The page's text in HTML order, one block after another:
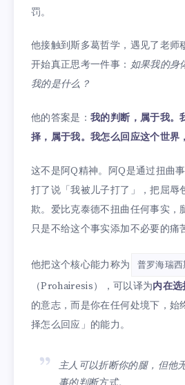
罚。
他接触到斯多葛哲学，遇见了老师
开始真正思考一件事： 如果我的身
我的是什么？
他的答案是：我的判断，属于我。
择，属于我。我怎么回应这个世界
这不是阿Q精神。阿Q是通过扭曲
打了说「我被儿子打了」，把屈辱
欺。爱比克泰德不扭曲任何事实，
只是不给这个事实添加不必要的痛
他把这个核心能力称为 普罗海瑞西
（Prohairesis），可以译为内在选
的意志，而是你在任何处境下，始
择怎么回应」的能力。
主人可以折断你的腿，但他